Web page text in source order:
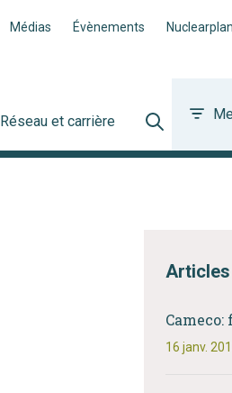
Médias Évènements
Réseau et carrière
Articles
16 janv.